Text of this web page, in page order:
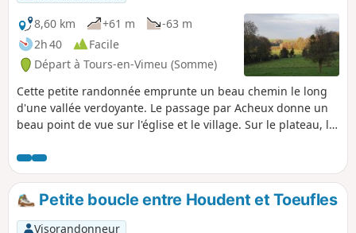
8,60 km
+61 m
-63 m
2h 40
Facile
Départ à Tours-en-Vimeu (Somme)
Cette petite randonnée emprunte un beau chemin le long
d'une vallée verdoyante. Le passage par Acheux donne un
beau point de vue sur l'église et le village. Sur le plateau, la
Petite boucle entre Houdent et Toeufles
Visorandonneur